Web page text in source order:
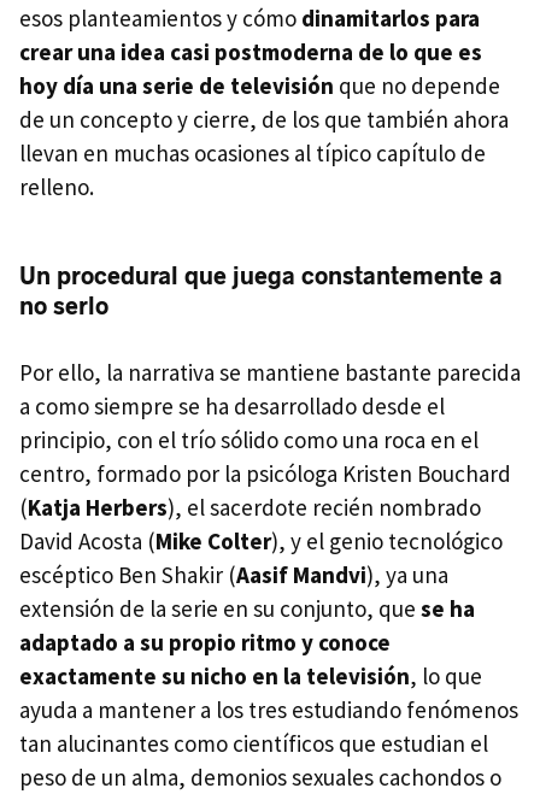
esos planteamientos y cómo dinamitarlos para
crear una idea casi postmoderna de lo que es
hoy día una serie de televisión que no depende
de un concepto y cierre, de los que también ahora
llevan en muchas ocasiones al típico capítulo de
relleno.
Un procedural que juega constantemente a
no serlo
Por ello, la narrativa se mantiene bastante parecida
a como siempre se ha desarrollado desde el
principio, con el trío sólido como una roca en el
centro, formado por la psicóloga Kristen Bouchard
(Katja Herbers), el sacerdote recién nombrado
David Acosta (Mike Colter), y el genio tecnológico
escéptico Ben Shakir (Aasif Mandvi), ya una
extensión de la serie en su conjunto, que se ha
adaptado a su propio ritmo y conoce
exactamente su nicho en la televisión, lo que
ayuda a mantener a los tres estudiando fenómenos
tan alucinantes como científicos que estudian el
peso de un alma, demonios sexuales cachondos o